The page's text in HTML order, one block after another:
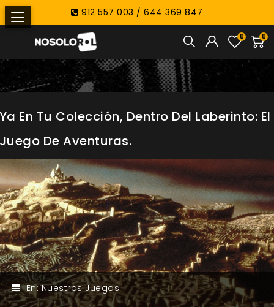
912 557 003 / 644 369 847
0
0
En Tu Colección, Dentro Del Laberinto: El
De Aventuras.
En:Nuestros Juegos